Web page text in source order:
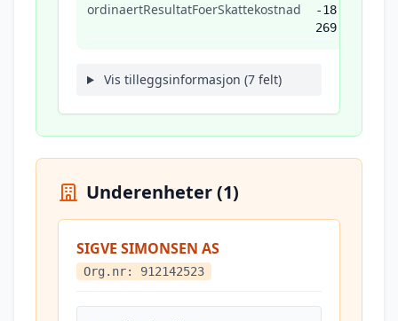
ordinaertResultatFoerSkattekostnad
-18
269
Vis tilleggsinformasjon (7 felt)
Underenheter (1)
SIGVE SIMONSEN AS
Org.nr: 912142523